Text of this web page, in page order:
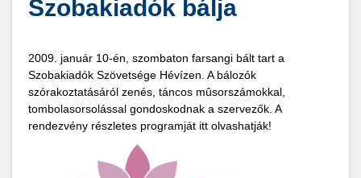
Szobakiadók bálja
2009. január 10-én, szombaton farsangi bált tart a
Szobakiadók Szövetsége Hévízen. A bálozók
szórakoztatásáról zenés, táncos mûsorszámokkal,
tombolasorsolással gondoskodnak a szervezők. A
rendezvény részletes programját itt olvashatják!